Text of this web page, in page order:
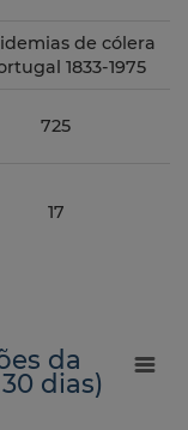
de cólera
1833‑1975
725
17
da
dias)